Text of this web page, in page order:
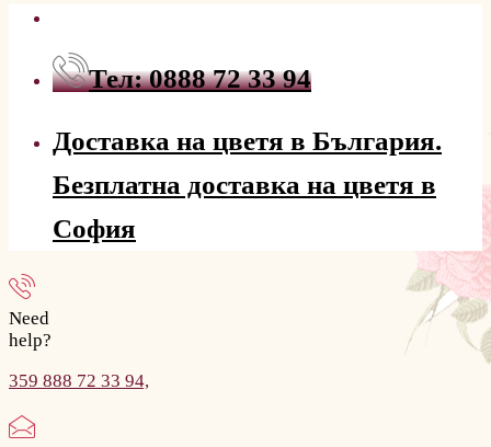
Тел: 0888 72 33 94
Доставка на цветя в България.
Безплатна доставка на цветя в
София
Need
help?
359 888 72 33 94,